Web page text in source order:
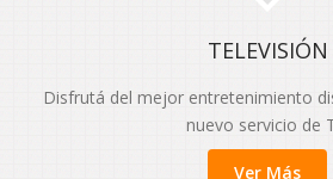
TELEVISIÓN
Disfrutá del mejor entretenimiento
nuevo servicio de
Ver Más